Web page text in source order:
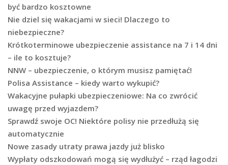
być bardzo kosztowne
Nie dziel się wakacjami w sieci! Dlaczego to
niebezpieczne?
Krótkoterminowe ubezpieczenie assistance na 7 i 14 dni
– ile to kosztuje?
NNW – ubezpieczenie, o którym musisz pamiętać!
Polisa Assistance – kiedy warto wykupić?
Wakacyjne pułapki ubezpieczeniowe: Na co zwrócić
uwagę przed wyjazdem?
Sprawdź swoje OC! Niektóre polisy nie przedłużą się
automatycznie
Nowe zasady utraty prawa jazdy już blisko
Wypłaty odszkodowań mogą się wydłużyć – rząd łagodzi